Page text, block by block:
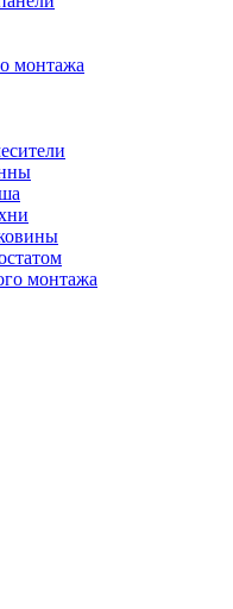
монтажа
монтажа